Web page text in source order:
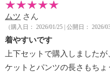
ムツ さん
（購入日： 2026/01/25 | 公開日： 2026/
着やすいです
上下セットで購入しました
ケットとパンツの長さもちょ